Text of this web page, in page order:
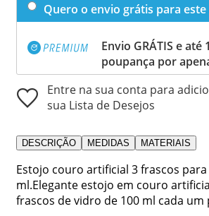
Quero o envio grátis para
Envio GRÁTIS e até
poupança por
Entre na sua conta para
sua Lista de Desejos
DESCRIÇÃO MEDIDAS MATERIAIS
Estojo couro artificial 3 frascos para
ml.Elegante estojo em couro
frascos de vidro de 100 ml cada um